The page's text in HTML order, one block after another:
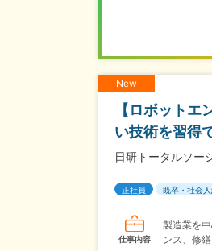
New
【ロボット
い技術を習得
日研トータルソー
正社員 既卒・社会
仕事内容
製造業を
ンス、修